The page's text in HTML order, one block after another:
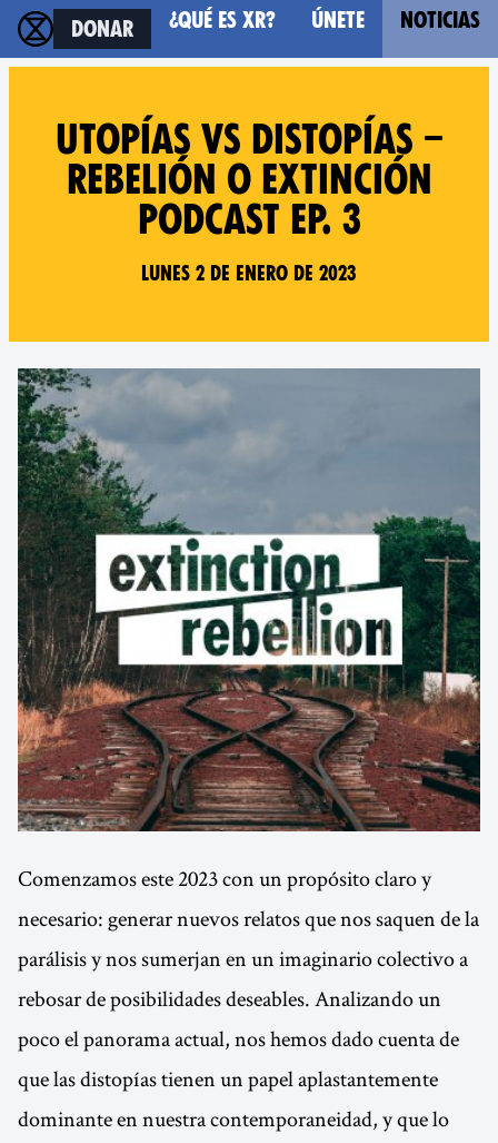
Donar ¿Qué es XR? Únete Noticias
Utopías vs Distopías –
Rebelión o Extinción
Podcast ep. 3
Lunes 2 de enero de 2023
Comenzamos este 2023 con un propósito claro y
necesario: generar nuevos relatos que nos saquen de la
parálisis y nos sumerjan en un imaginario colectivo a
rebosar de posibilidades deseables. Analizando un
poco el panorama actual, nos hemos dado cuenta de
que las distopías tienen un papel aplastantemente
dominante en nuestra contemporaneidad, y que lo